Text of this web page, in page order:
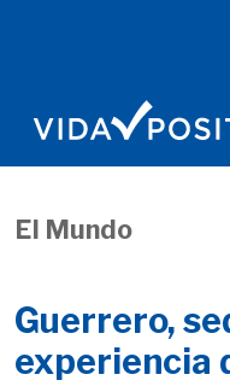
El Mundo
Guerrero,
experiencia